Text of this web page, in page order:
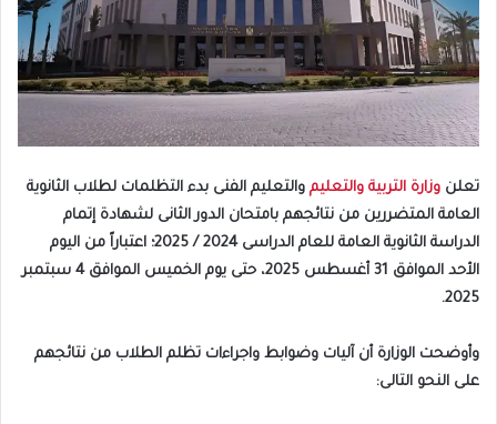
تعلن وزارة التربية والتعليم والتعليم الفنى بدء التظلمات لطلاب الثانوية
العامة المتضررين من نتائجهم بامتحان الدور الثانى لشهادة إتمام
الدراسة الثانوية العامة للعام الدراسى 2024 / 2025؛ اعتباراً من اليوم
الأحد الموافق 31 أغسطس 2025، حتى يوم الخميس الموافق 4 سبتمبر
2025.
وأوضحت الوزارة أن آليات وضوابط واجراءات تظلم الطلاب من نتائجهم
على النحو التالى: